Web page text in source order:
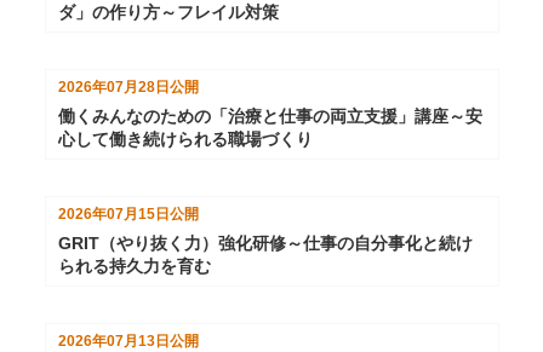
ダ」の作り方～フレイル対策
2026年07月28日 公開
働くみんなのための「治療と仕事の両立支援」講座～安
心して働き続けられる職場づくり
2026年07月15日 公開
GRIT（やり抜く力）強化研修～仕事の自分事化と続け
られる持久力を育む
2026年07月13日 公開